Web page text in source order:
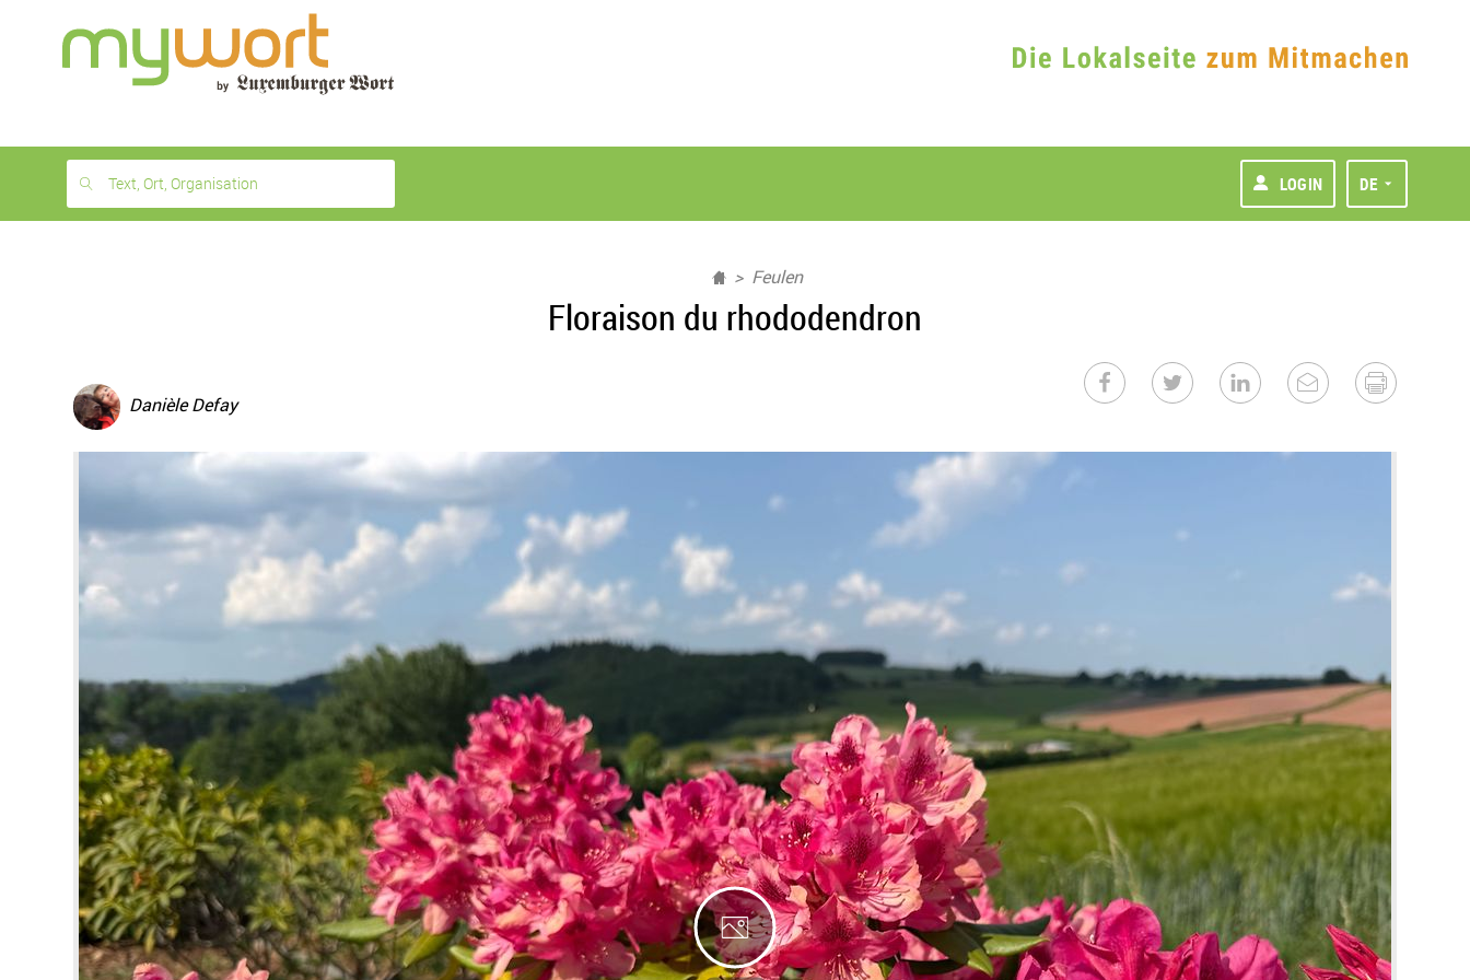
month
free
Text, Ort, Organisation LOGIN DE
Feulen
Floraison du rhododendron
Danièle Defay